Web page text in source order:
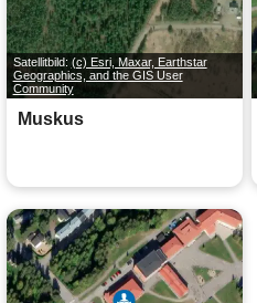
Satellitbild: (c) Esri, Maxar, Earthstar
Geographics, and the GIS User
Community
Muskus